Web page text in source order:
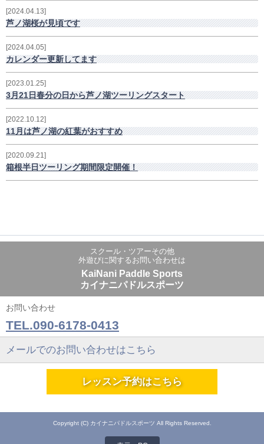
2024.04.13
芦ノ湖桜が見頃です
2024.04.05
カレンダー更新してます
2023.01.25
3月21日春分の日から芦ノ湖ツーリングスタート
2022.10.12
11月は芦ノ湖の紅葉がおすすめ
2020.09.21
箱根半日ツーリング期間限定開催！
スクール・ツアーその他
外遊びに関するお問い合わせは
KaiNani Paddle Sports
カイナニパドルスポーツ
お問い合わせ
TEL.090-6178-0413
メールでのお問い合わせはこちら
レッスン予約はこちら
Copyright (C) カイナニパドルスポーツ All Rights Reserved.